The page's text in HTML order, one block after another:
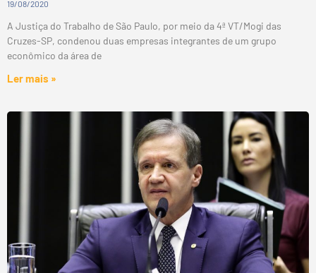
19/08/2020
A Justiça do Trabalho de São Paulo, por meio da 4ª VT/Mogi das
Cruzes-SP, condenou duas empresas integrantes de um grupo
econômico da área de
Ler mais »